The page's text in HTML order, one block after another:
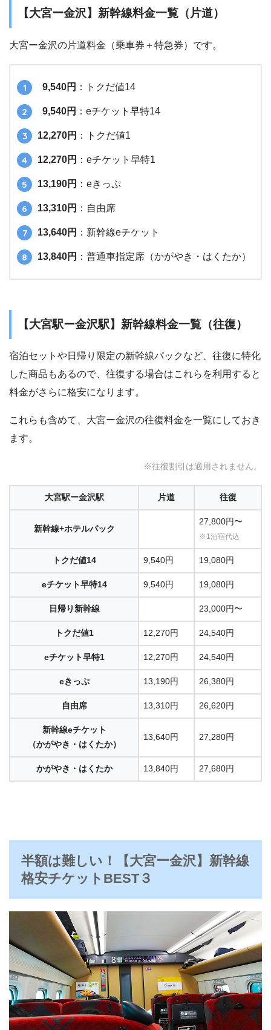
【大宮ー金沢】新幹線料金一覧（片道）
大宮ー金沢の片道料金（乗車券＋特急券）です。
9,540円 ：トクだ値14
9,540円 ：eチケット早特14
12,270円 ：トクだ値1
12,270円 ：eチケット早特1
13,190円 ：eきっぷ
13,310円 ：自由席
13,640円 ：新幹線eチケット
13,840円 ：普通車指定席（かがやき・はくたか）
【大宮駅ー金沢駅】新幹線料金一覧（往復）
宿泊セットや日帰り限定の新幹線パックなど、往復に特化
した商品もあるので、往復する場合はこれらを利用すると
料金がさらに格安になります。
これらも含めて、大宮ー金沢の往復料金を一覧にしておき
ます。
※往復割引は適用されません。
大宮駅ー金沢駅 片道 往復
新幹線+ホテルパック
27,800円〜
※1泊宿代込
トクだ値14 9,540円 19,080円
eチケット早特14 9,540円 19,080円
日帰り新幹線 23,000円〜
トクだ値1 12,270円 24,540円
eチケット早特1 12,270円 24,540円
eきっぷ 13,190円 26,380円
自由席 13,310円 26,620円
新幹線eチケット
（かがやき・はくたか）
13,640円 27,280円
かがやき・はくたか 13,840円 27,680円
半額は難しい！【大宮ー金沢】新幹線
格安チケットBEST３